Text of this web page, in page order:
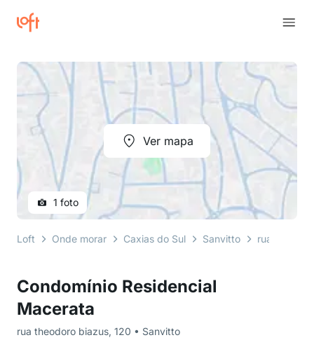
Condomínio Residencial
Macerata
rua theodoro biazus, 120 • Sanvitto
Ver mapa
1 foto
Loft Onde morar Caxias do Sul Sanvitto rua